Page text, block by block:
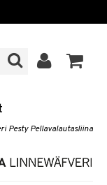
Pesty Pellavalautasliina